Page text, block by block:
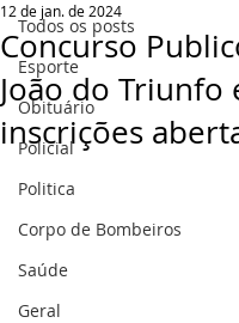
Todos os posts
Esporte
Obituário
Policial
Politica
Corpo de Bombeiros
Saúde
Geral
Concurso
João do Triunfo
inscrições
12 de jan. de 2024